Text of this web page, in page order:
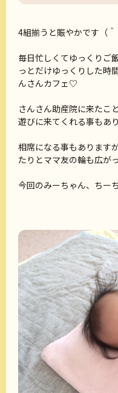
4組揃うと賑やかです（＾
毎日忙しくてゆっくりご
っとだけゆっくりした時
んさんカフェ♡
さんさん助産院に来たこ
遊びに来てくれる事もあ
相席になる事もありますが
たりとママ友の輪も広が
今回のみーちゃん、ちー